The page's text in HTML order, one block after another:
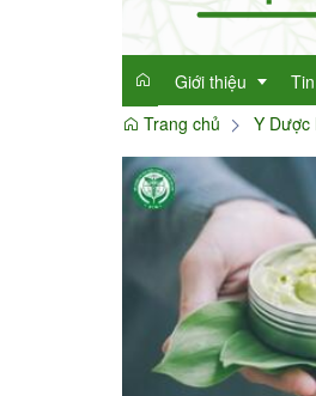
Giới thiệu
Giới thiệu
Mục đích
Chức năng
Trang chủ
Y Dược